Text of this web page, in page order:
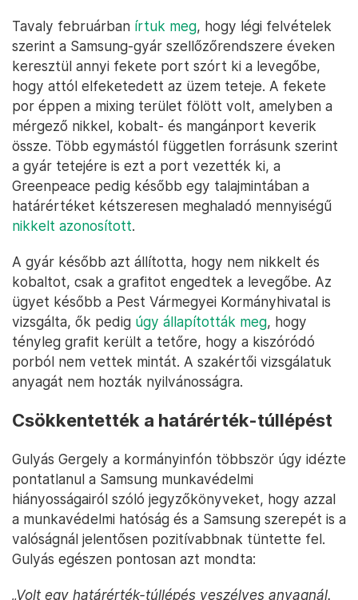
Tavaly februárban írtuk meg, hogy légi felvételek
szerint a Samsung-gyár szellőzőrendszere éveken
keresztül annyi fekete port szórt ki a levegőbe,
hogy attól elfeketedett az üzem teteje. A fekete
por éppen a mixing terület fölött volt, amelyben a
mérgező nikkel, kobalt- és mangánport keverik
össze. Több egymástól független forrásunk szerint
a gyár tetejére is ezt a port vezették ki, a
Greenpeace pedig később egy talajmintában a
határértéket kétszeresen meghaladó mennyiségű
nikkelt azonosított.
A gyár később azt állította, hogy nem nikkelt és
kobaltot, csak a grafitot engedtek a levegőbe. Az
ügyet később a Pest Vármegyei Kormányhivatal is
vizsgálta, ők pedig úgy állapították meg, hogy
tényleg grafit került a tetőre, hogy a kiszóródó
porból nem vettek mintát. A szakértői vizsgálatuk
anyagát nem hozták nyilvánosságra.
Csökkentették a határérték-túllépést
Gulyás Gergely a kormányinfón többször úgy idézte
pontatlanul a Samsung munkavédelmi
hiányosságairól szóló jegyzőkönyveket, hogy azzal
a munkavédelmi hatóság és a Samsung szerepét is a
valóságnál jelentősen pozitívabbnak tüntette fel.
Gulyás egészen pontosan azt mondta:
„Volt egy határérték-túllépés veszélyes anyagnál.